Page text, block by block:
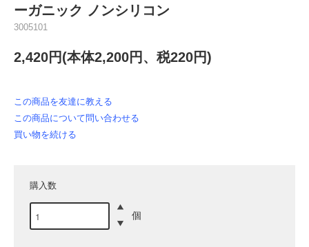
ーガニック ノンシリコン
3005101
2,420円(本体2,200円、税220円)
この商品を友達に教える
この商品について問い合わせる
買い物を続ける
購入数
個